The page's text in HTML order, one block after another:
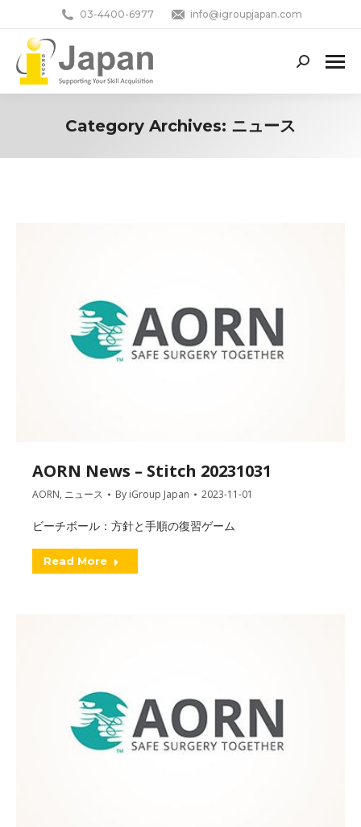
03-4400-6977 info@igroupjapan.com
Search:
Category Archives: ニュース
AORN News – Stitch 20231031
AORN, ニュース By iGroup Japan 2023-11-01
ビーチボール：方針と手順の復習ゲーム
Read More